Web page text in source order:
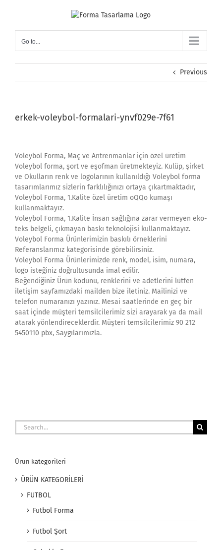
Go to...
Previous
erkek-voleybol-formalari-ynvf029e-7f61
Voleybol Forma, Maç ve Antrenmanlar için özel üretim
Voleybol forma, şort ve eşofman üretmekteyiz. Kulüp, şirket
ve Okulların renk ve logolarının kullanıldığı Voleybol forma
tasarımlarımız sizlerin farklılığınızı ortaya çıkartmaktadır,
Voleybol Forma, 1.Kalite özel üretim oQQo kumaşı
kullanmaktayız.
Voleybol Forma, 1.Kalite İnsan sağlığına zarar vermeyen eko-
teks belgeli, çıkmayan baskı teknolojisi kullanmaktayız.
Voleybol Forma Ürünlerimizin baskılı örneklerini
Referanslarımız kategorisinde görebilirsiniz.
Voleybol Forma Ürünlerimizde renk, model, isim, numara,
logo isteğiniz doğrultusunda imal edilir.
Beğendiğiniz Ürün kodunu, renklerini ve adetlerini lütfen
iletişim sayfamızdaki mailden bize iletiniz. Mailinizi ve
telefon numaranızı yazınız. Mesai saatlerinde en geç bir
saat içinde müşteri temsilcilerimiz sizi arayarak ya da mail
atarak yönlendireceklerdir. Müşteri temsilcilerimiz 90 212
5450110 pbx, Saygılarımızla.
Search
for:
Ürün kategorileri
ÜRÜN KATEGORİLERİ
FUTBOL
Futbol Forma
Futbol Şort